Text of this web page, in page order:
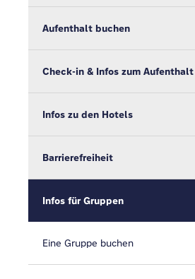
Aufenthalt buchen
Check-in & Infos zum Aufenthalt
Infos zu den Hotels
Barrierefreiheit
Infos für Gruppen
Eine Gruppe buchen